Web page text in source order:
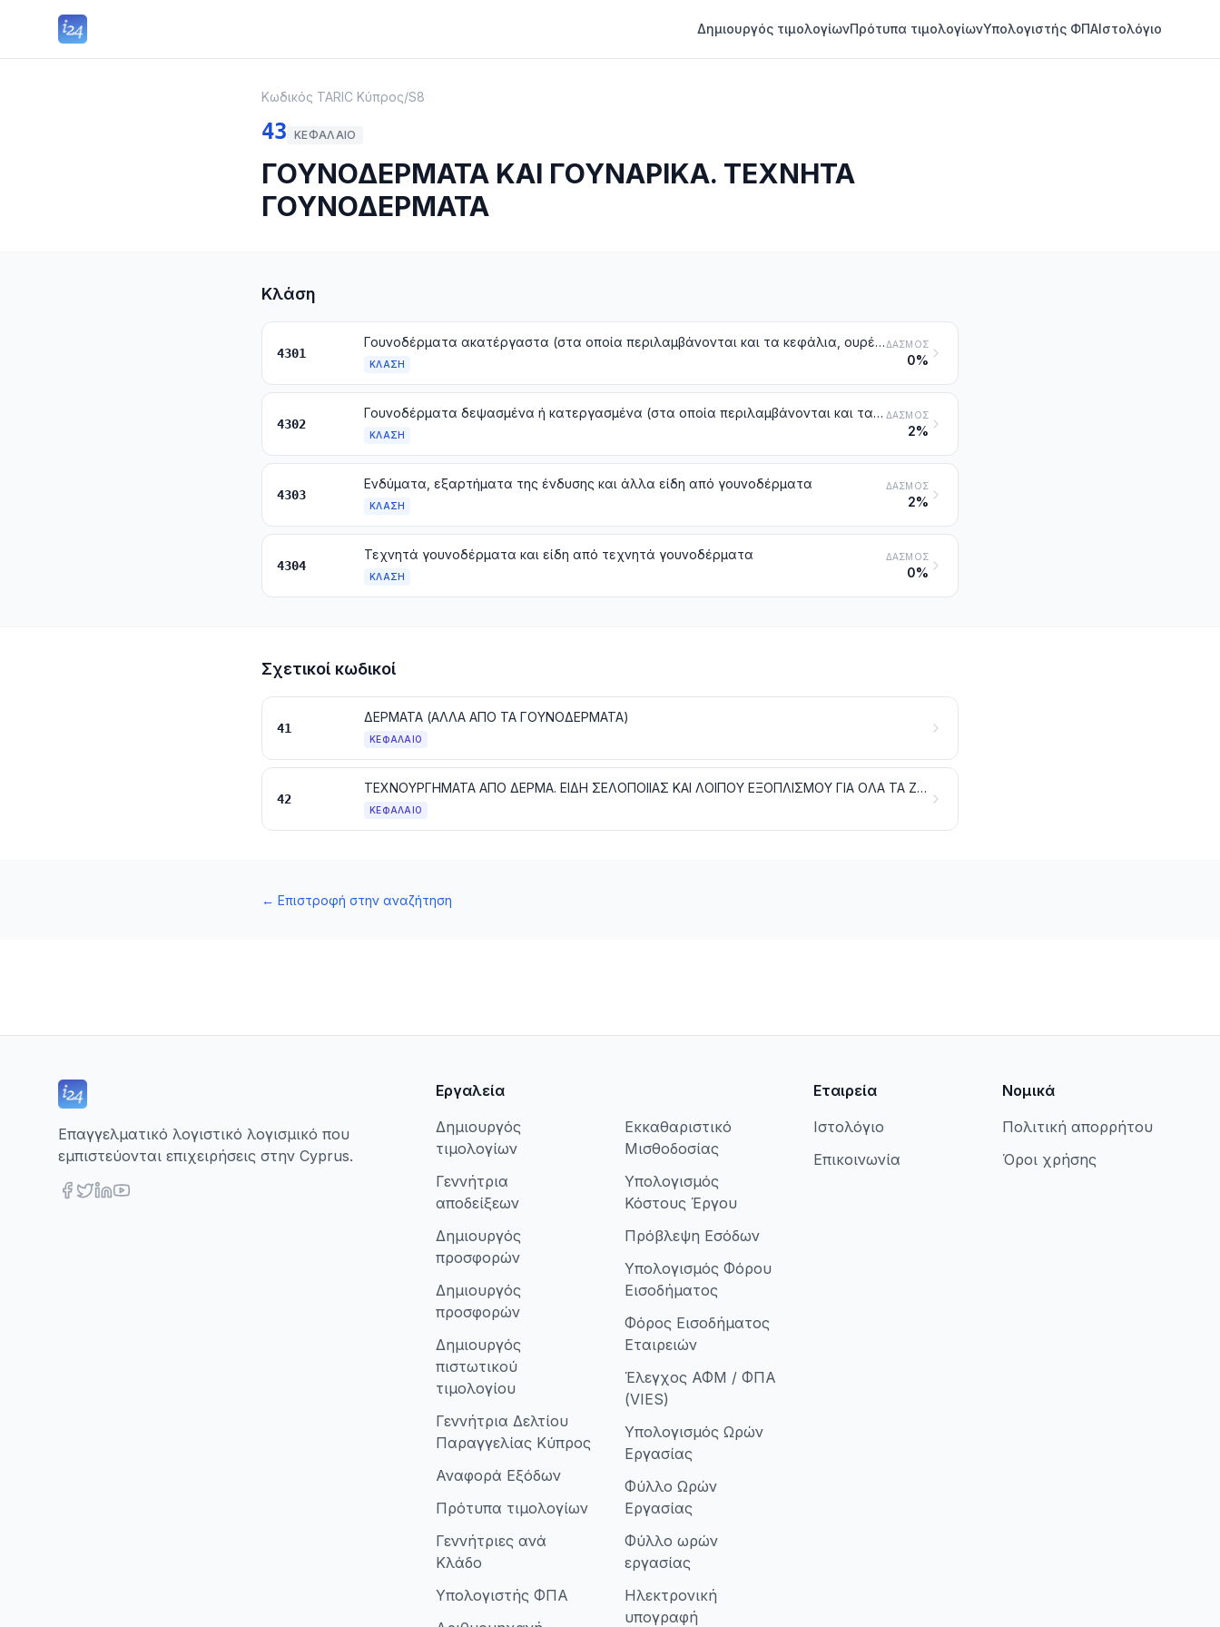
Δημιουργός τιμολογίωνΠρότυπα τιμολογίωνΥπολογιστής ΦΠΑΙστολόγιο
Κωδικός TARIC Κύπρος/S8
43 ΚΕΦΆΛΑΙΟ
ΓΟΥΝΟΔΕΡΜΑΤΑ ΚΑΙ ΓΟΥΝΑΡΙΚΑ. ΤΕΧΝΗΤΑ
ΓΟΥΝΟΔΕΡΜΑΤΑ
Κλάση
4301
Γουνοδέρματα ακατέργαστα (στα οποία περιλαμβάνονται και τα κεφάλια, ουρές, πόδια και άλλα κομμάτια που μπορούν να χρησιμοποιηθούν στην κατασκευή γουνοδερμάτων), άλλα από τα ακατέργαστα δέρματα των κλάσεων 4101, 4102 ή 4103
ΚΛΆΣΗ
ΔΑΣΜΌΣ
0%
4302
Γουνοδέρματα δεψασμένα ή κατεργασμένα (στα οποία περιλαμβάνονται και τα κεφάλια, ουρές, πόδια και άλλα κομμάτια, αποκόμματα και απορρίμματα), που δεν έχουν συναρμολογηθεί ή έχουν συναρμολογηθεί (χωρίς προσθήκη άλλων υλών), άλλα από εκείνα της κλάσης 4303
ΚΛΆΣΗ
ΔΑΣΜΌΣ
2%
4303
Ενδύματα, εξαρτήματα της ένδυσης και άλλα είδη από γουνοδέρματα
ΚΛΆΣΗ
ΔΑΣΜΌΣ
2%
4304
Τεχνητά γουνοδέρματα και είδη από τεχνητά γουνοδέρματα
ΚΛΆΣΗ
ΔΑΣΜΌΣ
0%
Σχετικοί κωδικοί
41
ΔΕΡΜΑΤΑ (ΑΛΛΑ ΑΠΟ ΤΑ ΓΟΥΝΟΔΕΡΜΑΤΑ)
ΚΕΦΆΛΑΙΟ
42
ΤΕΧΝΟΥΡΓΗΜΑΤΑ ΑΠΟ ΔΕΡΜΑ. ΕΙΔΗ ΣΕΛΟΠΟΙΙΑΣ ΚΑΙ ΛΟΙΠΟΥ ΕΞΟΠΛΙΣΜΟΥ ΓΙΑ ΟΛΑ ΤΑ ΖΩΑ. ΕΙΔΗ ΤΑΞΙΔΙΟΥ, ΣΑΚΙΔΙΑ ΧΕΡΙΟΥ ΚΑΙ ΠΑΡΟΜΟΙΑ. ΤΕΧΝΟΥΡΓΗΜΑΤΑ ΑΠΟ ΕΝΤΕΡΑ [ΕΚΤΟΣ ΑΠΟ ΤΡΙΧΕΣ ΑΛΙΕΙΑΣ (ΜΕΣΣΗΝΕΖΕΣ)]
ΚΕΦΆΛΑΙΟ
← Επιστροφή στην αναζήτηση
Επαγγελματικό λογιστικό λογισμικό που
εμπιστεύονται επιχειρήσεις στην Cyprus.
Εργαλεία
Δημιουργός
τιμολογίων
Γεννήτρια
αποδείξεων
Δημιουργός
προσφορών
Δημιουργός
προσφορών
Δημιουργός
πιστωτικού
τιμολογίου
Γεννήτρια Δελτίου
Παραγγελίας Κύπρος
Αναφορά Εξόδων
Πρότυπα τιμολογίων
Γεννήτριες ανά
Κλάδο
Υπολογιστής ΦΠΑ
Εκκαθαριστικό
Μισθοδοσίας
Υπολογισμός
Κόστους Έργου
Πρόβλεψη Εσόδων
Υπολογισμός Φόρου
Εισοδήματος
Φόρος Εισοδήματος
Εταιρειών
Έλεγχος ΑΦΜ / ΦΠΑ
(VIES)
Υπολογισμός Ωρών
Εργασίας
Φύλλο Ωρών
Εργασίας
Φύλλο ωρών
εργασίας
Ηλεκτρονική
υπογραφή
Εταιρεία
Ιστολόγιο
Επικοινωνία
Νομικά
Πολιτική απορρήτου
Όροι χρήσης